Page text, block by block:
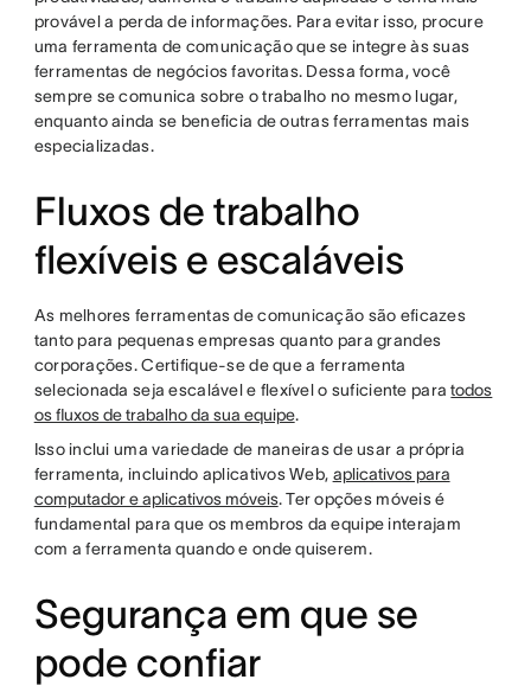
provável a perda de informações. Para evitar isso, procure
uma ferramenta de comunicação que se integre às suas
ferramentas de negócios favoritas. Dessa forma, você
sempre se comunica sobre o trabalho no mesmo lugar,
enquanto ainda se beneficia de outras ferramentas mais
especializadas.
Fluxos de trabalho
flexíveis e escaláveis
As melhores ferramentas de comunicação são eficazes
tanto para pequenas empresas quanto para grandes
corporações. Certifique-se de que a ferramenta
selecionada seja escalável e flexível o suficiente paratodos
os fluxos de trabalho da sua equipe.
Isso inclui uma variedade de maneiras de usar a própria
ferramenta, incluindo aplicativos Web, aplicativos para
computador e aplicativos móveis. Ter opções móveis é
fundamental para que os membros da equipe interajam
com a ferramenta quando e onde quiserem.
Segurança em que se
pode confiar